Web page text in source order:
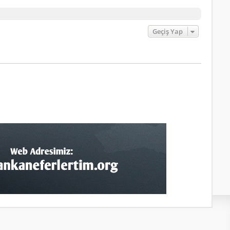
Geçiş Yap